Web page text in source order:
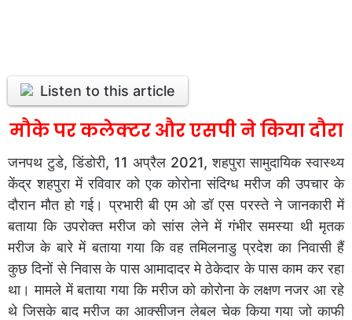
Listen to this article
मौके पर कलेक्टर और एसपी ने किया दौरा
जनपथ टुडे, डिंडोरी, 11 अप्रैल 2021, शहपुरा सामुदायिक स्वास्थ्य
केंद्र शहपुरा में रविवार को एक कोरोना संदिग्ध मरीज की उपचार के
दौरान मौत हो गई। प्रभारी बी एम ओ डॉ एस परस्ते ने जानकारी में
बताया कि उपरोक्त मरीज को सांस लेने में गंभीर समस्या थी मृतक
मरीज के बारे में बताया गया कि वह तमिलनाडु प्रदेश का निवासी हैं
कुछ दिनों से निवास के पास आमादादर मे ठेकेदार के पास काम कर रहा
था। मामले में बताया गया कि मरीज को कोरोना के लक्षण नजर आ रहे
थे जिसके बाद मरीज का आक्सीजन लेबल चेक किया गया जो काफी